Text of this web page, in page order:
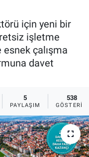
için yeni bir
işletme
çalışma
davet
5
PAYLAŞIM
538
GÖSTERIM